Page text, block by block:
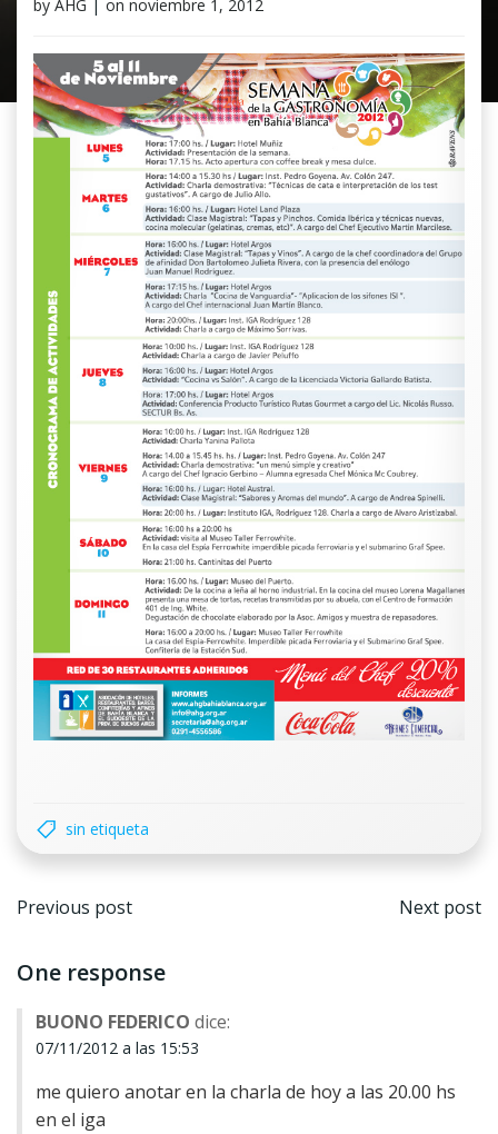
by AHG | on noviembre 1, 2012
sin etiqueta
Navegación
por
las
entradas
Previous post Next post
One response
BUONO FEDERICO dice:
07/11/2012 a las 15:53
me quiero anotar en la charla de hoy a las 20.00 hs
en el iga